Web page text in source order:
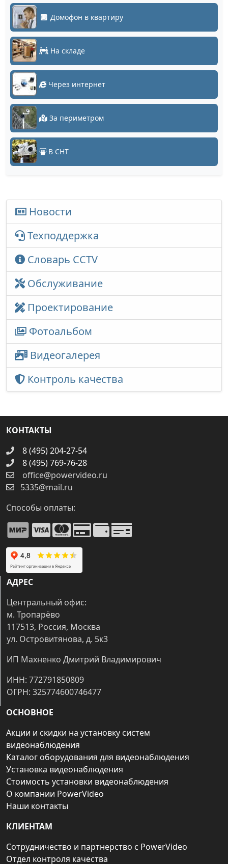
Домофон в квартиру
На складе
Через интернет
За периметром
В СНТ
Новости
Техподдержка
Словарь CCTV
Обслуживание
Проектирование
Фотоальбом
Видеогалерея
Контроль качества
КОНТАКТЫ
8 (495) 204-27-54
8 (495) 769-76-28
office@powervideo.ru
5335@mail.ru
Способы оплаты:
АДРЕС
Центральный офис:
м. Тропарёво
117513, Россия, Москва
ул. Островитянова, д. 5к3
ИП Махненко Дмитрий Владимирович
ИНН: 772791850809
ОГРН: 325774600746477
ОСНОВНОЕ
Акции и скидки на установку систем
видеонаблюдения
Каталог оборудования для видеонаблюдения
Установка видеонаблюдения
Стоимость установки видеонаблюдения
О компании PowerVideo
Наши контакты
КЛИЕНТАМ
Сотрудничество и партнерство с PowerVideo
Отдел контроля качества